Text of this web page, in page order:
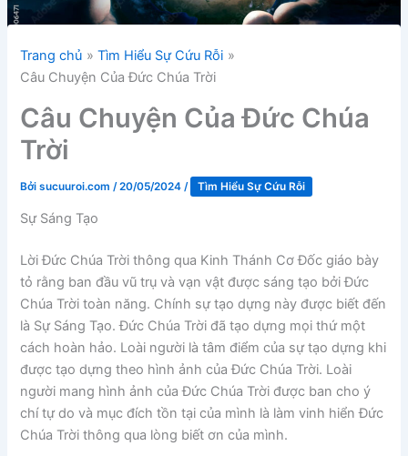
Trang chủ
Tìm Hiểu Sự Cứu Rỗi
Câu Chuyện Của Đức Chúa Trời
Câu Chuyện Của Đức Chúa
Trời
Bởisucuuroi.com /20/05/2024 / Tìm Hiểu Sự Cứu Rỗi
Sự Sáng Tạo
Lời Đức Chúa Trời thông qua Kinh Thánh Cơ Đốc giáo bày
tỏ rằng ban đầu vũ trụ và vạn vật được sáng tạo bởi Đức
Chúa Trời toàn năng. Chính sự tạo dựng này được biết đến
là Sự Sáng Tạo. Đức Chúa Trời đã tạo dựng mọi thứ một
cách hoàn hảo. Loài người là tâm điểm của sự tạo dựng khi
được tạo dựng theo hình ảnh của Đức Chúa Trời. Loài
người mang hình ảnh của Đức Chúa Trời được ban cho ý
chí tự do và mục đích tồn tại của mình là làm vinh hiển Đức
Chúa Trời thông qua lòng biết ơn của mình.